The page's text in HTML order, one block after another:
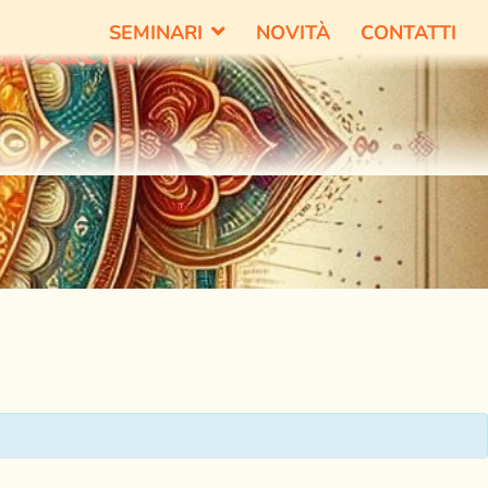
SEMINARI NOVITÀ CONTATTI
Sacra